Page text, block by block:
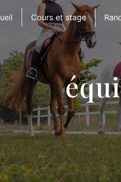
Cours et stage